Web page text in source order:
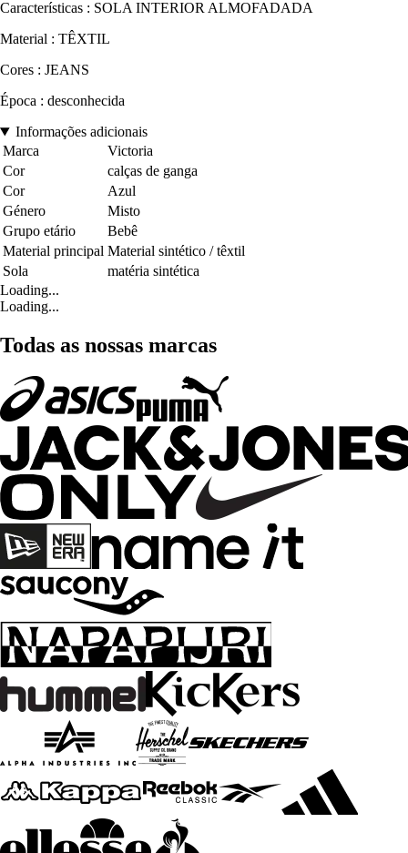
Características : SOLA INTERIOR ALMOFADADA
Material : TÊXTIL
Cores : JEANS
Época : desconhecida
Informações adicionais
Marca
Victoria
Cor
calças de ganga
Cor
Azul
Género
Misto
Grupo etário
Bebê
Material principal Material sintético / têxtil
Sola
matéria sintética
Loading...
Loading...
Todas as nossas marcas